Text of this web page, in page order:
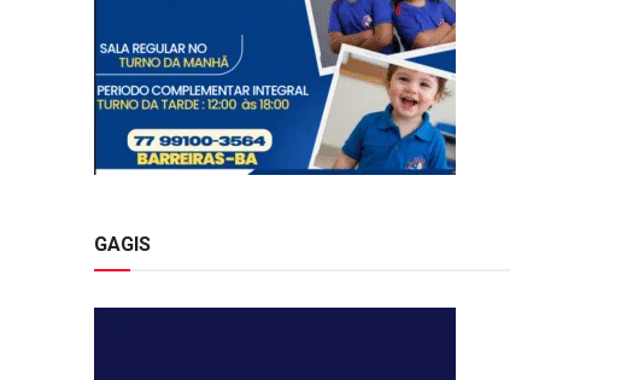
GAGIS